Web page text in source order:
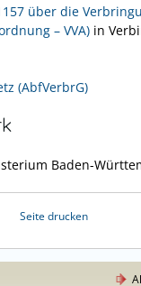
über die
– VVA) in
(AbfVerbrG)
Baden-
Seite drucken